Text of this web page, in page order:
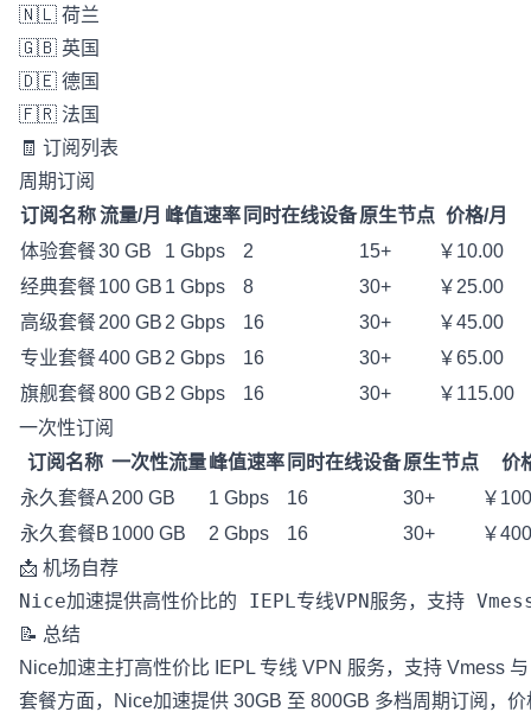
🇳🇱 荷兰
🇬🇧 英国
🇩🇪 德国
🇫🇷 法国
🧾 订阅列表
周期订阅
订阅名称流量/月 峰值速率 同时在线设备原生节点 价格/月
体验套餐30 GB 1 Gbps 2 15+
￥10.00
经典套餐100 GB 1 Gbps 8 30+
￥25.00
高级套餐200 GB 2 Gbps 16 30+
￥45.00
专业套餐400 GB 2 Gbps 16 30+
￥65.00
旗舰套餐800 GB 2 Gbps 16 30+
￥115.00
一次性订阅
订阅名称 一次性流量峰值速率 同时在线设备原生节点
价
永久套餐A 200 GB 1 Gbps 16 30+
￥
永久套餐B 1000 GB 2 Gbps 16 30+
￥
📩 机场自荐
📝 总结
Nice加速主打高性价比 IEPL 专线 VPN 服务，支持 Vmess
套餐方面，Nice加速提供 30GB 至 800GB 多档周期订阅，